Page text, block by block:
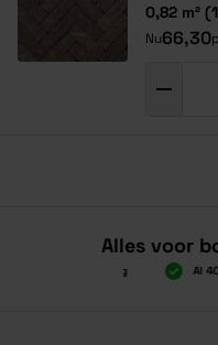
0,82 m²
Nu66,30
Alles voor
Al 40